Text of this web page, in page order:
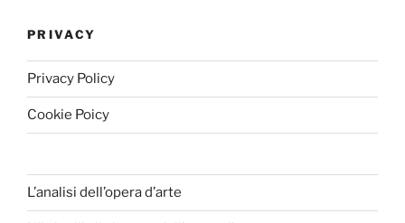
PRIVACY
Privacy Policy
Cookie Poicy
L’analisi dell’opera d’arte